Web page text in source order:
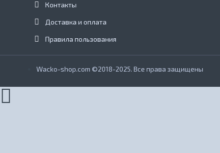
Контакты
Доставка и оплата
Правила пользования
Wacko-shop.com ©2018-2025. Все права защищены